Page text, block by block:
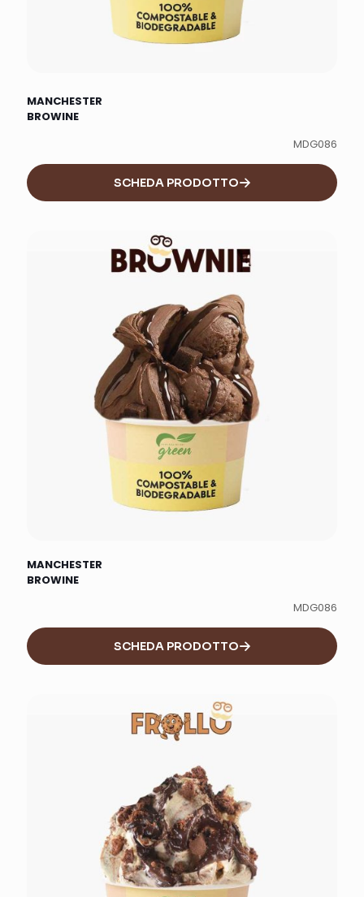
MANCHESTER
BROWINE
MDG086
SCHEDA PRODOTTO
MANCHESTER
BROWINE
MDG086
SCHEDA PRODOTTO